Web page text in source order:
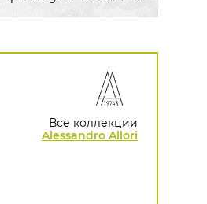
Bernardo Bartalucci
AS Creation
Grandeco
Все коллекции
Alessandro Allori